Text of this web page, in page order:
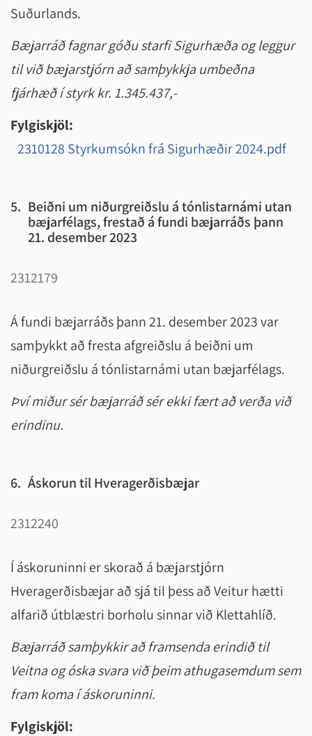
Suðurlands.
Bæjarráð fagnar góðu starfi Sigurhæða og leggur
til við bæjarstjórn að samþykkja umbeðna
fjárhæð í styrk kr. 1.345.437,-
Fylgiskjöl:
2310128 Styrkumsókn frá Sigurhæðir 2024.pdf
5. Beiðni um niðurgreiðslu á tónlistarnámi utan
bæjarfélags, frestað á fundi bæjarráðs þann
21. desember 2023
2312179
Á fundi bæjarráðs þann 21. desember 2023 var
samþykkt að fresta afgreiðslu á beiðni um
niðurgreiðslu á tónlistarnámi utan bæjarfélags.
Því miður sér bæjarráð sér ekki fært að verða við
erindinu.
6. Áskorun til Hveragerðisbæjar
2312240
Í áskoruninni er skorað á bæjarstjórn
Hveragerðisbæjar að sjá til þess að Veitur hætti
alfarið útblæstri borholu sinnar við Klettahlíð.
Bæjarráð samþykkir að framsenda erindið til
Veitna og óska svara við þeim athugasemdum sem
fram koma í áskoruninni.
Fylgiskjöl: